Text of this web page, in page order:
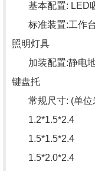
基本配置: LED
标准装置:工作
照明灯具
加装配置:静电
键盘托
常规尺寸: (单位
1.2*1.5*2.4
1.5*1.5*2.4
1.5*2.0*2.4